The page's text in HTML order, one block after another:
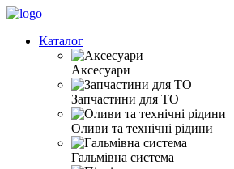
Каталог
Аксесуари
Запчастини для ТО
Оливи та технічні рідини
Гальмівна система